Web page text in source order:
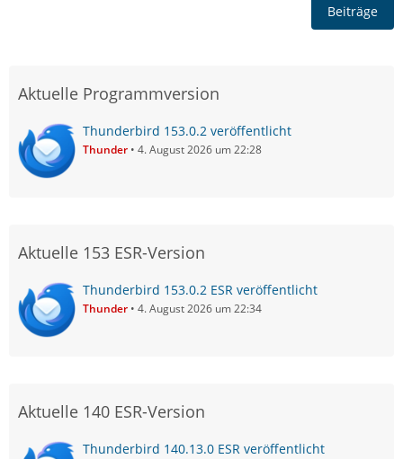
Beiträge
Aktuelle Programmversion
Thunderbird 153.0.2 veröffentlicht
Thunder 4. August 2026 um 22:28
Aktuelle 153 ESR-Version
Thunderbird 153.0.2 ESR veröffentlicht
Thunder 4. August 2026 um 22:34
Aktuelle 140 ESR-Version
Thunderbird 140.13.0 ESR veröffentlicht